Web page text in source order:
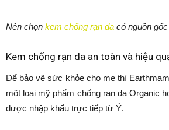
Nên chọn kem chống rạn da có nguồn
Kem chống rạn da an toàn và hiệu
Để bảo vệ sức khỏe cho mẹ thì
một loại mỹ phẩm chống rạn da Organic
được nhập khẩu trực tiếp từ Ý.